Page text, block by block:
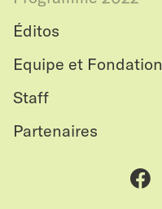
Éditos
Equipe et Fondation
Staff
Partenaires